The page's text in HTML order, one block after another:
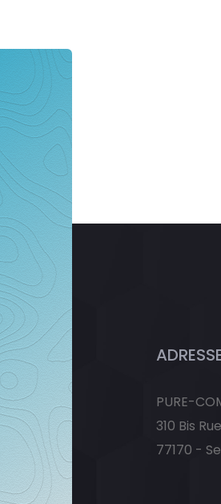
PURE-
310 Bis
77170 -